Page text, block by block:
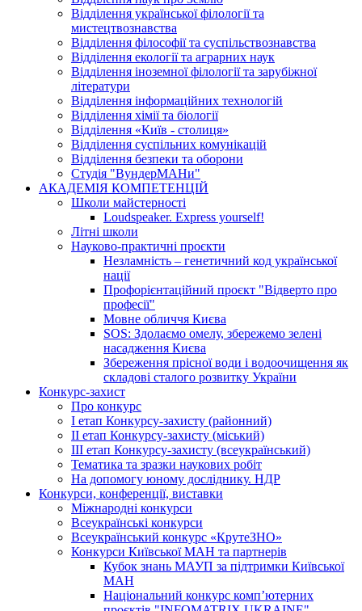
Відділення української філології та
мистецтвознавства
Відділення філософії та суспільствознавства
Відділення екології та аграрних наук
Відділення іноземної філології та зарубіжної
літератури
Відділення інформаційних технологій
Відділення хімії та біології
Відділення «Київ - столиця»
Відділення суспільних комунікацій
Відділення безпеки та оборони
Студія "ВундерМАНи"
АКАДЕМІЯ КОМПЕТЕНЦІЙ
Школи майстерності
Loudspeaker. Express yourself!
Літні школи
Науково-практичні проєкти
Незламність – генетичний код української
нації
Профорієнтаційний проєкт "Відверто про
професії"
Мовне обличчя Києва
SOS: Здолаємо омелу, збережемо зелені
насадження Києва
Збереження прісної води і водоочищення як
складові сталого розвитку України
Конкурс-захист
Про конкурс
І етап Конкурсу-захисту (районний)
ІІ етап Конкурсу-захисту (міський)
ІІІ етап Конкурсу-захисту (всеукраїнський)
Тематика та зразки наукових робіт
На допомогу юному досліднику. НДР
Конкурси, конференції, виставки
Міжнародні конкурси
Всеукраїнські конкурси
Всеукраїнський конкурс «КрутеЗНО»
Конкурси Київської МАН та партнерів
Кубок знань МАУП за підтримки Київської
МАН
Національний конкурс комп’ютерних